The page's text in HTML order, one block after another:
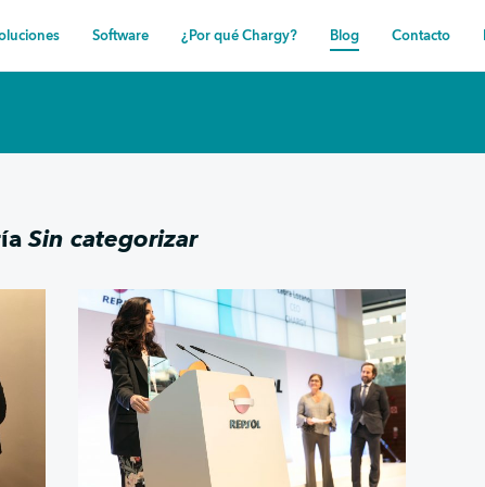
Software ¿Por qué Chargy? Blog Contacto
Sin categorizar